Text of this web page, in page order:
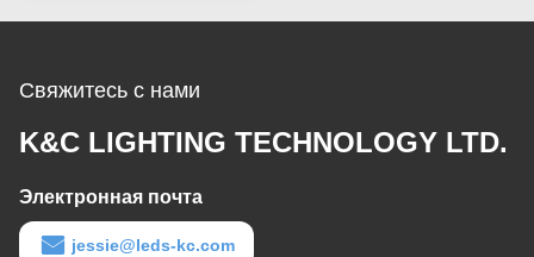
Свяжитесь с нами
K&C LIGHTING TECHNOLOGY LTD.
Электронная почта
jessie@leds-kc.com